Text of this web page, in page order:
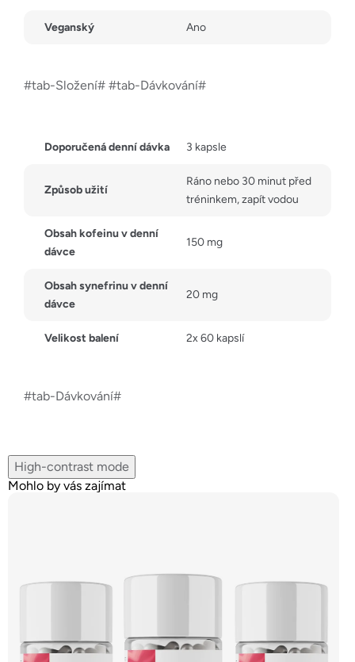
Veganský Ano
#tab-Složení# #tab-Dávkování#
Doporučená denní dávka 3 kapsle
Způsob užití
Ráno nebo 30 minut před
tréninkem, zapít vodou
Obsah kofeinu v denní
dávce
150 mg
Obsah synefrinu v denní
dávce
20 mg
Velikost balení 2x 60 kapslí
#tab-Dávkování#
High-contrast mode
Mohlo by vás zajímat